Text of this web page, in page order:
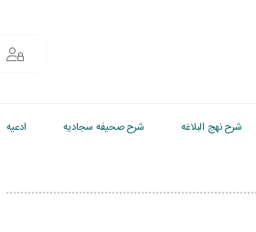
شرح نهج البلاغه شرح صحیفه سجادیه ادعیه